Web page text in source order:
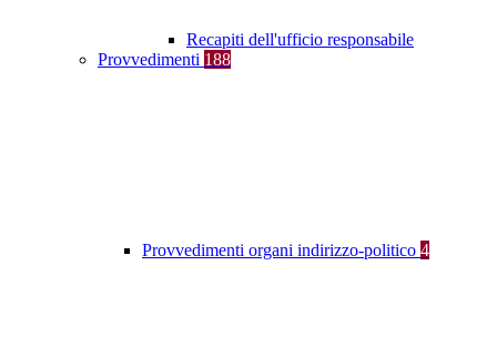
Recapiti dell'ufficio responsabile
Provvedimenti 188
Provvedimenti organi indirizzo-politico 4